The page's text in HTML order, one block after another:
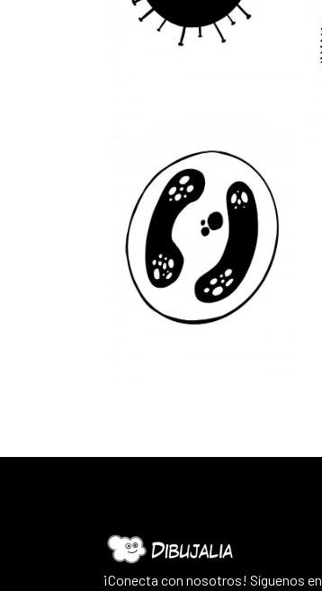
¡Conecta con nosotros! Síguenos en